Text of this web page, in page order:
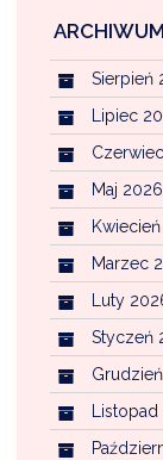
ARCHIWUM
Sierpień
Lipiec
Maj 2026
Marzec
Luty
Styczeń
Listopad